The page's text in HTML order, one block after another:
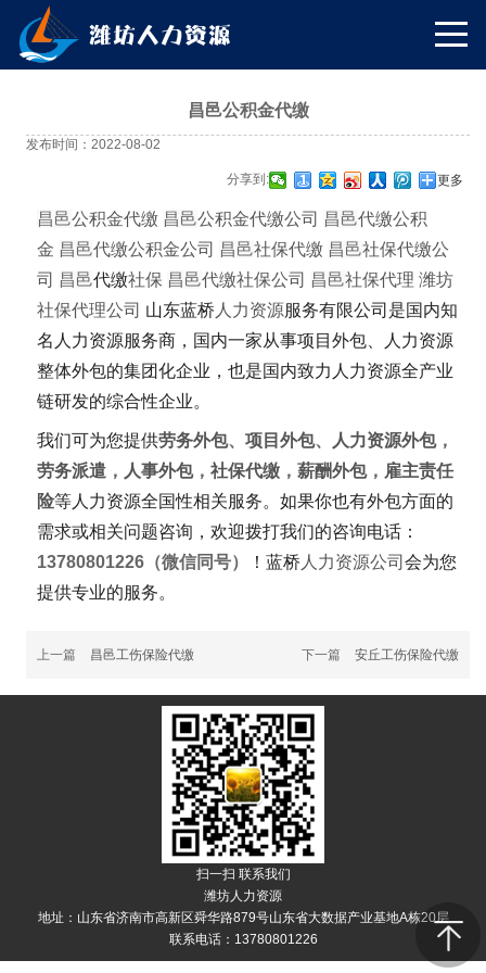
昌邑公积金代缴
发布时间：2022-08-02
分享到: 更多
昌邑公积金代缴 昌邑公积金代缴公司 昌邑代缴公积
金 昌邑代缴公积金公司 昌邑社保代缴 昌邑社保代缴公
司 昌邑代缴社保 昌邑代缴社保公司 昌邑社保代理 潍坊
社保代理公司 山东蓝桥 人力资源服务有限公司是国内知
名人力资源服务商，国内一家从事项目外包、人力资源
整体外包的集团化企业，也是国内致力人力资源全产业
链研发的综合性企业。
我们可为您提供劳务外包、 项目外包、 人力资源外包，
劳务派遣 ， 人事外包， 社保代缴 ， 薪酬外包， 雇主责任
险等人力资源全国性相关服务。如果你也有外包方面的
需求或相关问题咨询，欢迎拨打我们的咨询电话：
13780801226（微信同号）
！蓝桥 人力资源公司 会为您
提供专业的服务。
上一篇 昌邑工伤保险代缴 下一篇 安丘工伤保险代缴
扫一扫 联系我们
潍坊人力资源
地址：山东省济南市高新区舜华路879号山东省大数据产业基地A栋20层
联系电话：13780801226